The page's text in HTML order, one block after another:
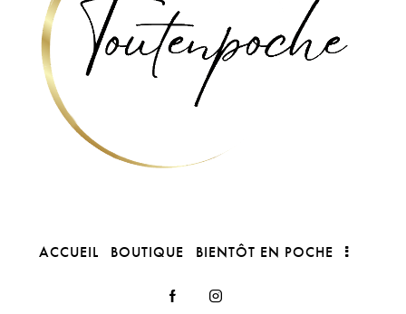
ACCUEIL BOUTIQUE BIENTÔT EN POCHE